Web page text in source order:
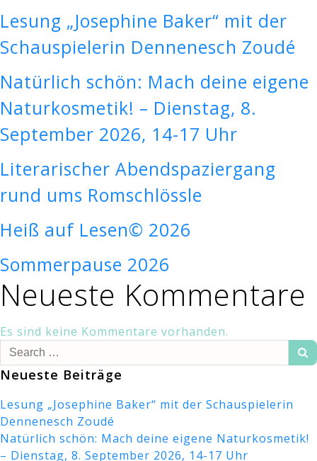
Lesung „Josephine Baker“ mit der
Schauspielerin Dennenesch Zoudé
Natürlich schön: Mach deine eigene
Naturkosmetik! – Dienstag, 8.
September 2026, 14-17 Uhr
Literarischer Abendspaziergang
rund ums Romschlössle
Heiß auf Lesen© 2026
Sommerpause 2026
Neueste Kommentare
Es sind keine Kommentare vorhanden.
Search
for:
Neueste Beiträge
Lesung „Josephine Baker“ mit der Schauspielerin
Dennenesch Zoudé
Natürlich schön: Mach deine eigene Naturkosmetik!
– Dienstag, 8. September 2026, 14-17 Uhr